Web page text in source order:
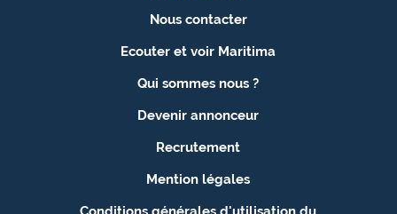
Nous contacter
Ecouter et voir Maritima
Qui sommes nous ?
Devenir annonceur
Recrutement
Mention légales
Conditions générales d'utilisation du